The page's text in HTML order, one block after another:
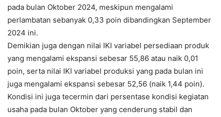
pada bulan Oktober 2024, meskipun mengalami
perlambatan sebanyak 0,33 poin dibandingkan September
2024 ini.
Demikian juga dengan nilai IKI variabel persediaan produk
yang mengalami ekspansi sebesar 55,86 atau naik 0,01
poin, serta nilai IKI variabel produksi yang pada bulan ini
juga mengalami ekspansi sebesar 52,56 (naik 1,44 poin).
Kondisi ini juga tecermin dari persentase kondisi kegiatan
usaha pada bulan Oktober yang cenderung stabil dan